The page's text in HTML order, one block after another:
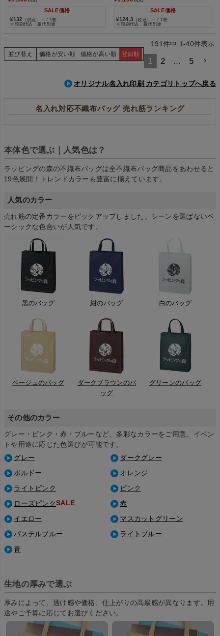
SALE価格
¥132 （税込）～ ⁄ 1枚
※印刷代込・版代別途
SALE価格
¥124.3 （税込）～ ⁄ 1枚
※印刷代込・版代別途
並び替え 価格が安い順 価格が高い順 登録順
191件中 1-40件表示
1 2 … 5
オリジナル名入れ印刷 カテゴリトップへ戻る
名入れ対応不織布バッグ 売れ筋ランキング
本体色で選ぶ｜人気色は？
ラッピングの森の不織布バッグは全不織布バッグ商品をあわせると
19色展開！トレンドカラーも豊富に揃えています。
人気のカラー
売れ筋の定番カラーをピックアップしました。シーンを選ばないベ
ーシックな色合いが人気です。
黒のバッグ 紺のバッグ 白のバッグ
ベージュのバッグ
ダークブラウンのバ
ッグ
グリーンのバッグ
その他のカラー
グレー・ピンク・赤・ブルーなど、多彩なカラーをご用意。イベン
トや用途に応じた色選びが可能です。
グレー
ダークグレー
ボルドー
オレンジ
ライトピンク
ピンク
ローズピンクSALE
赤
イエロー
マスカットグリーン
パステルブルー
ライトブルー
青
生地の厚みで選ぶ
厚みによって、透け感や価格、仕上がりの高級感が異なります。用
途やご予算に応じてお選びください。